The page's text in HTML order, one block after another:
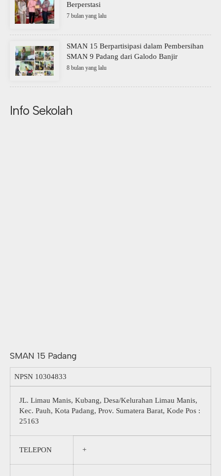
Berperstasi
7 bulan yang lalu
SMAN 15 Berpartisipasi dalam Pembersihan
SMAN 9 Padang dari Galodo Banjir
8 bulan yang lalu
Info Sekolah
SMAN 15 Padang
NPSN 10304833
JL. Limau Manis, Kubang, Desa/Kelurahan Limau Manis,
Kec. Pauh, Kota Padang, Prov. Sumatera Barat, Kode Pos :
25163
TELEPON +